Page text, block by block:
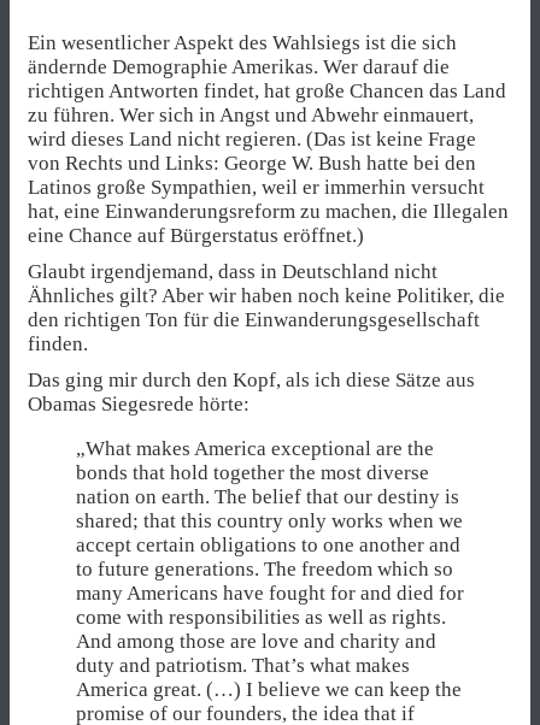
Ein wesentlicher Aspekt des Wahlsiegs ist die sich
ändernde Demographie Amerikas. Wer darauf die
richtigen Antworten findet, hat große Chancen das Land
zu führen. Wer sich in Angst und Abwehr einmauert,
wird dieses Land nicht regieren. (Das ist keine Frage
von Rechts und Links: George W. Bush hatte bei den
Latinos große Sympathien, weil er immerhin versucht
hat, eine Einwanderungsreform zu machen, die Illegalen
eine Chance auf Bürgerstatus eröffnet.)
Glaubt irgendjemand, dass in Deutschland nicht
Ähnliches gilt? Aber wir haben noch keine Politiker, die
den richtigen Ton für die Einwanderungsgesellschaft
finden.
Das ging mir durch den Kopf, als ich diese Sätze aus
Obamas Siegesrede hörte:
„What makes America exceptional are the
bonds that hold together the most diverse
nation on earth. The belief that our destiny is
shared; that this country only works when we
accept certain obligations to one another and
to future generations. The freedom which so
many Americans have fought for and died for
come with responsibilities as well as rights.
And among those are love and charity and
duty and patriotism. That’s what makes
America great. (…) I believe we can keep the
promise of our founders, the idea that if